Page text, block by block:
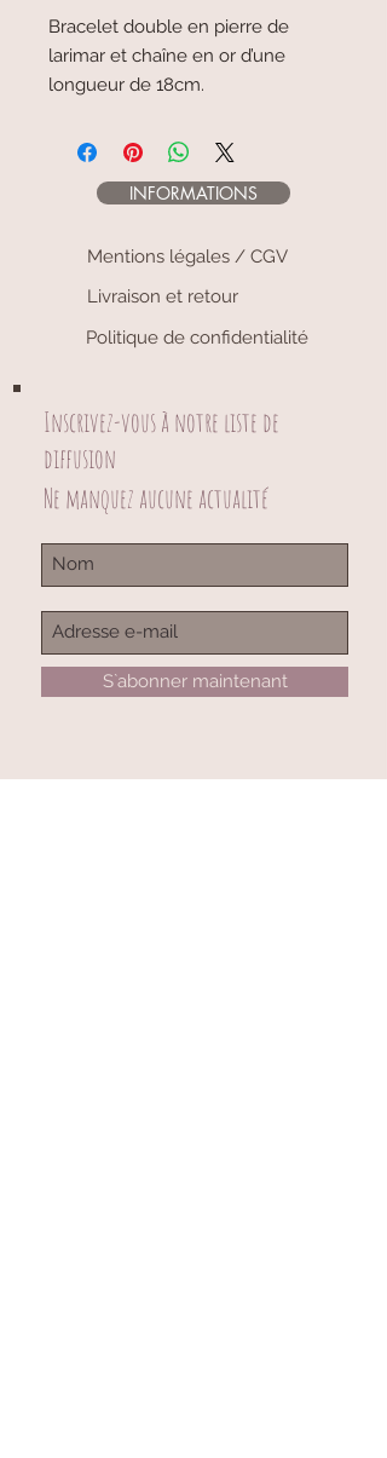
Bracelet double en pierre de
larimar et chaîne en or d’une
longueur de 18cm.
INFORMATIONS
Mentions légales / CGV
Livraison et retour
Politique de confidentialité
Inscrivez-vous à notre liste de
diffusion
Ne manquez aucune actualité
S`abonner maintenant